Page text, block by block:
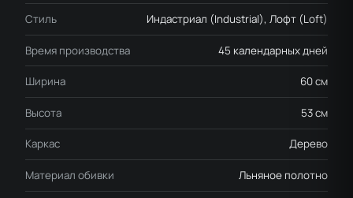
Стиль Индастриал (Industrial), Лофт (Loft)
Время производства 45 календарных дней
Ширина 60 см
Высота 53 см
Каркас Дерево
Материал обивки Льняное полотно